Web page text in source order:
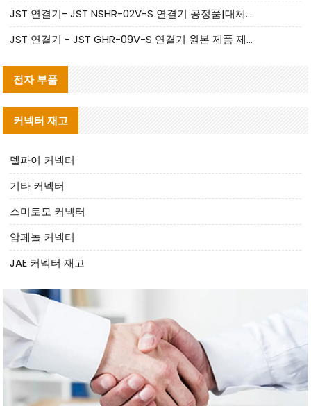
JST 연결기- JST NSHR-02V-S 연결기 공정품|대체품 제공
JST 연결기 - JST GHR-09V-S 연결기 원본 제품 제공 | 대체품 제공
전자 부품
커넥터 재고
델파이 커넥터
기타 커넥터
스미토모 커넥터
암페놀 커넥터
JAE 커넥터 재고